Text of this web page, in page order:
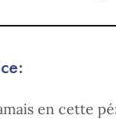
en cette